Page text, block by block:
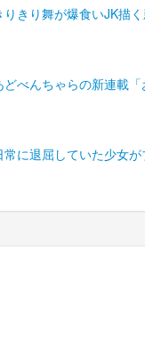
りきり舞が爆食いJK描
どべんちゃらの新連載
常に退屈していた少女